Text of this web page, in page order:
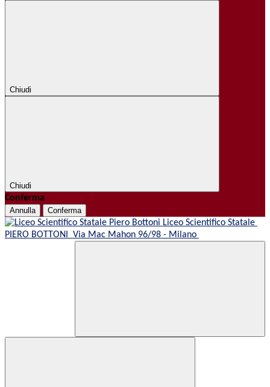
Chiudi
Chiudi
Conferma
Annulla Conferma
Liceo Scientifico Statale
PIERO BOTTONI Via Mac Mahon 96/98 - Milano